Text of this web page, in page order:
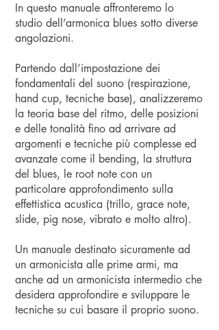
In questo manuale affronteremo lo
studio dell’armonica blues sotto diverse
angolazioni.
Partendo dall’impostazione dei
fondamentali del suono (respirazione,
hand cup, tecniche base), analizzeremo
la teoria base del ritmo, delle posizioni
e delle tonalità fino ad arrivare ad
argomenti e tecniche più complesse ed
avanzate come il bending, la struttura
del blues, le root note con un
particolare approfondimento sulla
effettistica acustica (trillo, grace note,
slide, pig nose, vibrato e molto altro).
Un manuale destinato sicuramente ad
un armonicista alle prime armi, ma
anche ad un armonicista intermedio che
desidera approfondire e sviluppare le